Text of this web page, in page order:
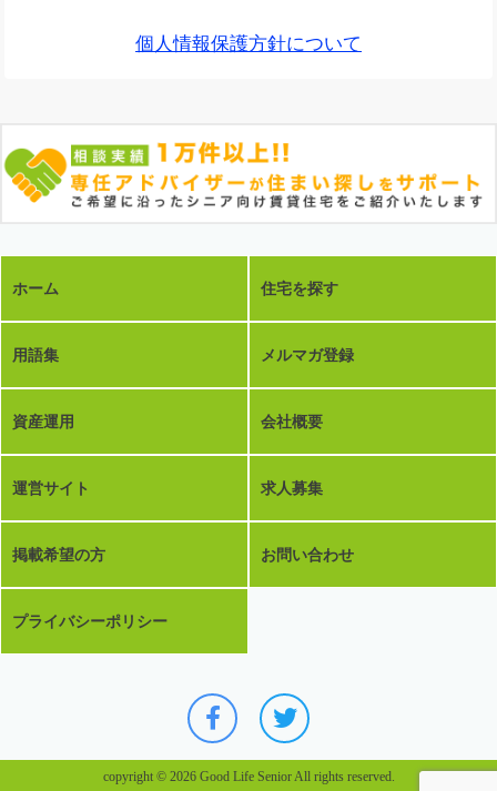
個人情報保護方針について
ホーム 住宅を探す
用語集 メルマガ登録
資産運用 会社概要
運営サイト 求人募集
掲載希望の方 お問い合わせ
プライバシーポリシー
copyright © 2026 Good Life Senior All rights reserved.